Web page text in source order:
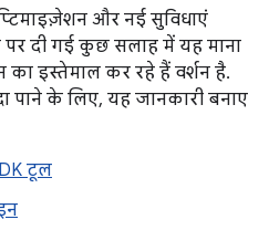
और नई सुविधाएं
दी गई कुछ सलाह में यह माना
इस्तेमाल कर रहे हैं वर्शन है.
पाने के लिए, यह जानकारी बनाए
टूल